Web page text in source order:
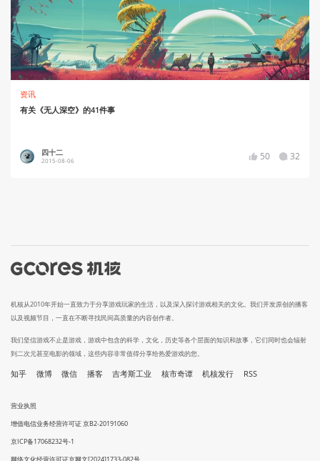
资讯
有关《无人深空》的41件事
四十二
2015-08-06 50 32
机核从2010年开始一直致力于分享游戏玩家的生活，以及深入探讨游戏相关的文化。我们开发原创的播客
以及视频节目，一直在不断寻找民间高质量的内容创作者。
我们坚信游戏不止是游戏，游戏中包含的科学，文化，历史等各个层面的知识和故事，它们同时也会辐射
到二次元甚至电影的领域，这些内容非常值得分享给热爱游戏的您。
知乎 微博 微信 播客 吉考斯工业 核市奇谭 机核发行 RSS
营业执照
增值电信业务经营许可证 京B2-20191060
京ICP备17068232号-1